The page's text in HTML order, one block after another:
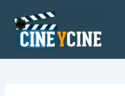
contenido